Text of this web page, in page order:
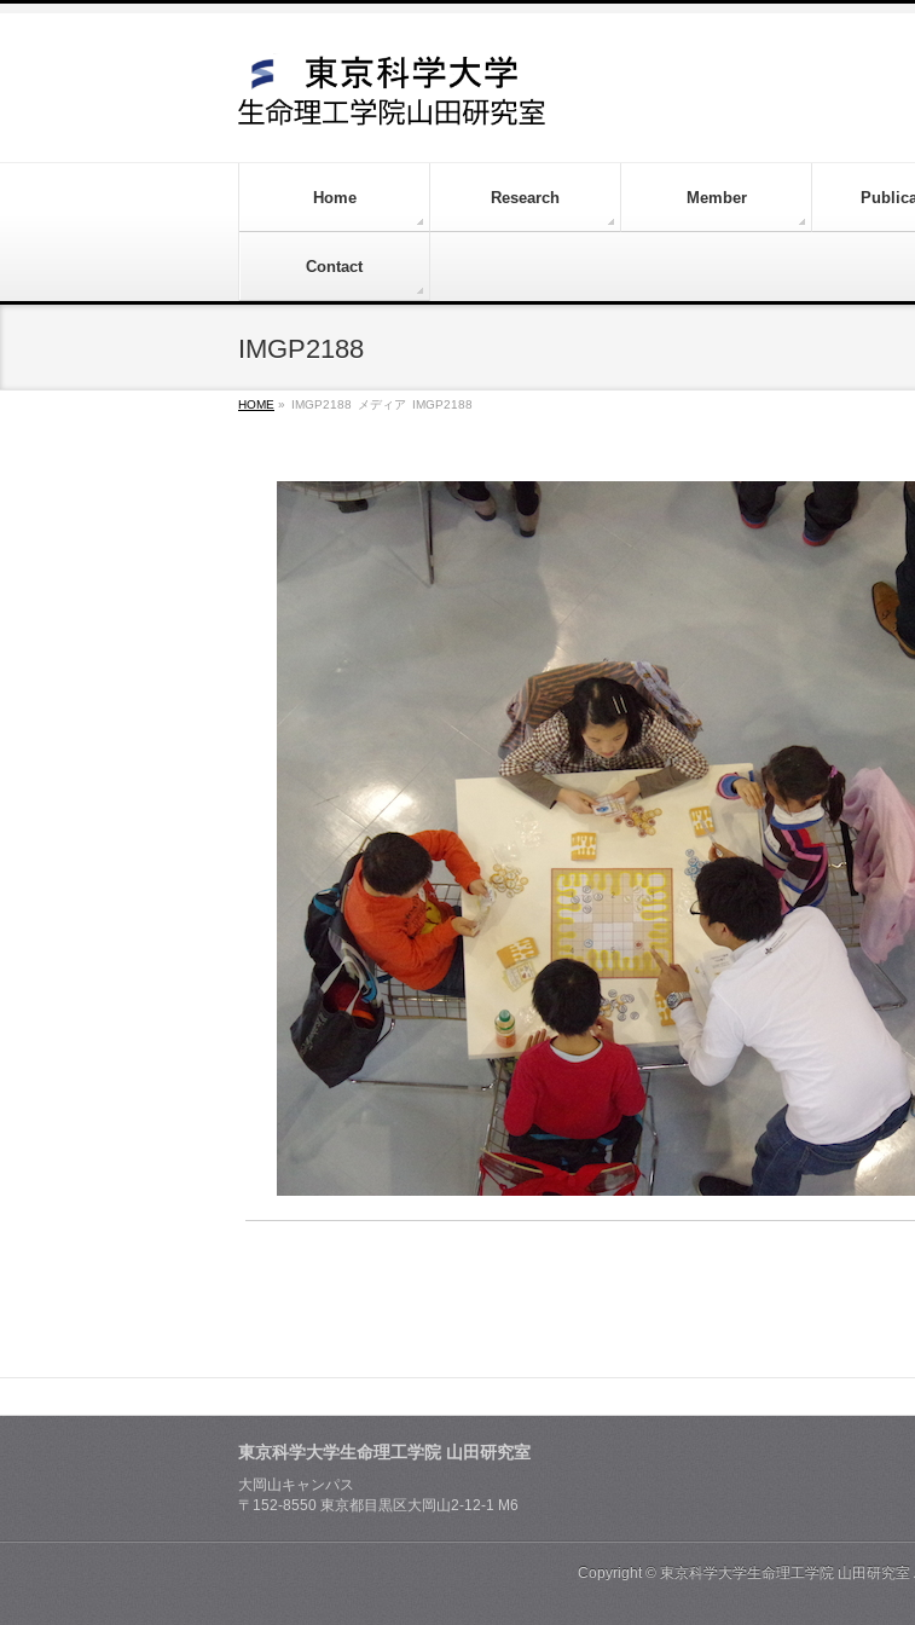
Home Research Member
Contact
IMGP2188
HOME » IMGP2188 メディア IMGP2188
東京科学大学生命理工学院 山田研究室
大岡山キャンパス
〒152-8550 東京都目黒区大岡山2-12-1 M6
Copyright © 東京科学大学生命理工学院 山田研究室